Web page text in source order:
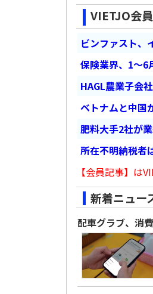
VIETJO会
ビンファスト
保険業界、1～
HAGL農業子会
ベトナムと中国
肥料大手2社が
所在不明納税者
【会員記事】は
新着ニュー
配車グラブ、消